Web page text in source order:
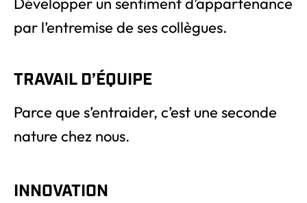
par l’entremise de ses collègues.
TRAVAIL D’ÉQUIPE
Parce que s’entraider, c’est une seconde
nature chez nous.
INNOVATION